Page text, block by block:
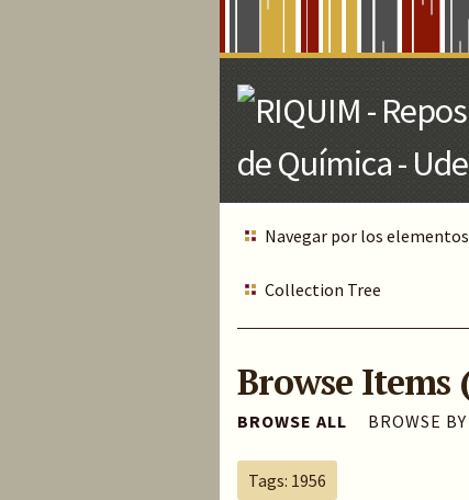
Navegar por los elementos
Collection Tree
Browse Items
BROWSE ALL BROWSE
Tags: 1956